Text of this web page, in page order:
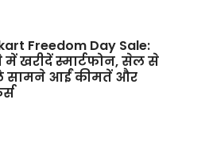
Freedom Day Sale:
में खरीदें स्मार्टफोन, सेल से
सामने आईं कीमतें और